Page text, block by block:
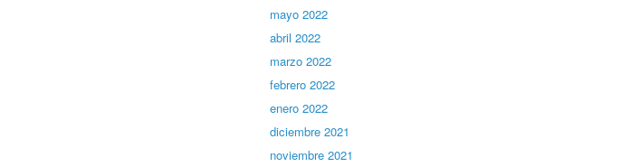
mayo 2022
abril 2022
marzo 2022
febrero 2022
enero 2022
diciembre 2021
noviembre 2021